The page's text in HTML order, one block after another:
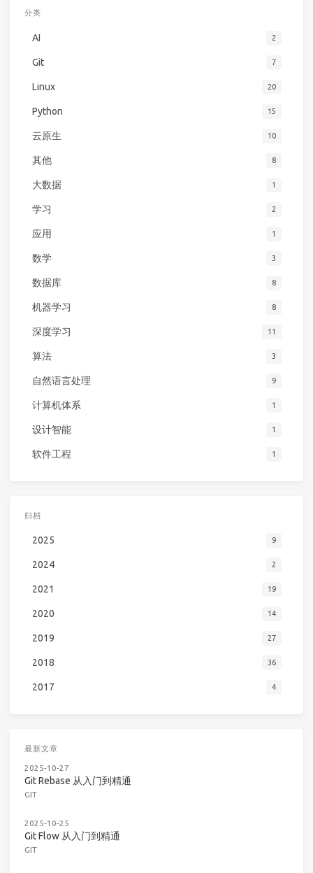
分类
AI 2
Git 7
Linux 20
Python 15
云原生 10
其他 8
大数据 1
学习 2
应用 1
数学 3
数据库 8
机器学习 8
深度学习 11
算法 3
自然语言处理 9
计算机体系 1
设计智能 1
软件工程 1
归档
2025 9
2024 2
2021 19
2020 14
2019 27
2018 36
2017 4
最新文章
2025-10-27
Git Rebase 从入门到精通
GIT
2025-10-25
Git Flow 从入门到精通
GIT